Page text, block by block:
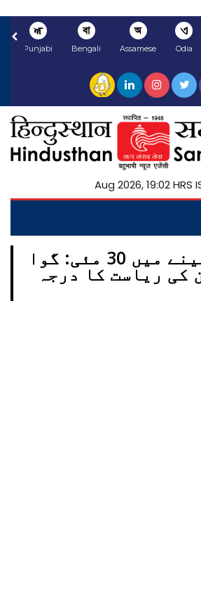
ଏ
Odia
অ
Assamese
বা
Bengali
ਅ
Punjabi
تاریخ کے آئینے میں 30 مئی: گوا
کی ریاست کا درجہ